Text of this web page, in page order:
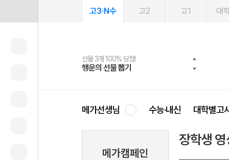
고3·N수 고2 고1 대
선물 3개 100% 당첨!
행운의 선물 뽑기
선물 100% 증정!
메가스터디 X 올리브
여름방학 스터디 캐시백
메가런 썸머스쿨
2027 러셀 단과
강사 공개선발
스마트러닝앱
설문 EVENT
메가패스
3일 무료 체험권
메가패스 수강생 무료혜택!
메가클럽 멤버십
사회공헌 캠페인
희망이룸 메가나눔
메가선생님 수능·내신 대학별고
메가캠페인
장학생